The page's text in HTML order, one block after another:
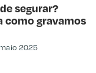
segurar?
como gravamos
2025